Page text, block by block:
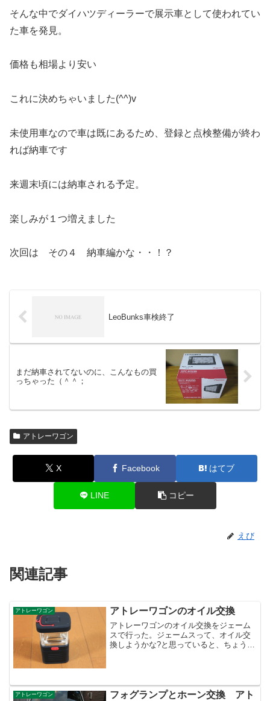
そんな中でダイハツディーラーで展示車として使われてい
た車を発見。
価格も相場より安い
これに決めちゃいました(^^)v
未使用車なので車は既にあるため、登録と点検整備が終わ
れば納車です
来週末頃には納車される予定。
楽しみが１つ増えました
次回は その４ 納車編かな・・！？
LeoBunks車検終了
まだ納車されてないのに、こんなもの買
っちゃった（＾＾；
アトレーワゴン
X Facebook はてブ
LINE コピー
えび
関連記事
アトレーワゴン アトレーワゴンのオイル交換
アトレーワゴンのオイル交換をジェーム
スで行った。ジェームスって、オイル交
換しようかな?と思っていると、ちょうど
ムスはプレゼント企画...
アトレーワゴン
フォグランプとホーン交換 アト